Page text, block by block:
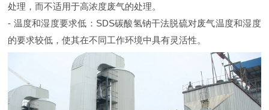
处理，而不适用于高浓度废气的处理。
- 温度和湿度要求低：SDS碳酸氢钠干法脱硫对废气温度和湿度
的要求较低，使其在不同工作环境中具有灵活性。